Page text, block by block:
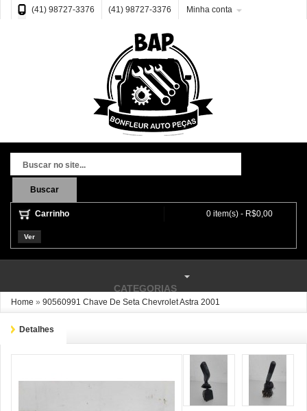
(41) 98727-3376 (41) 98727-3376 Minha conta
Buscar
Carrinho 0 item(s) - R$0,00
Ver
CATEGORIAS
Home » 90560991 Chave De Seta Chevrolet Astra 2001
Detalhes